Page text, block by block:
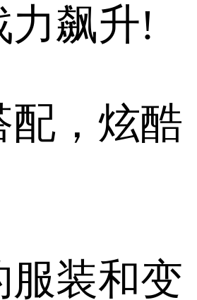
力飙升!
配，炫酷
服装和变